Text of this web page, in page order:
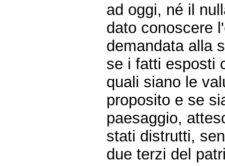
ad oggi, né il
dato conoscere
demandata alla
se i fatti esposti
quali siano le
proposito e se
paesaggio,
stati distrutti,
due terzi del